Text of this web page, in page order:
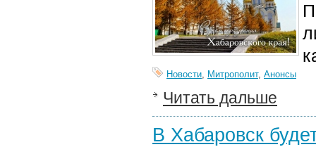
Новости, Митрополит, Анонсы
Читать дальше
В Хабаровск